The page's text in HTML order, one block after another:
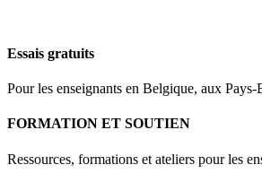
Essais gratuits
Pour les enseignants en Belgique, aux
FORMATION ET SOUTIEN
Ressources, formations et ateliers pour les